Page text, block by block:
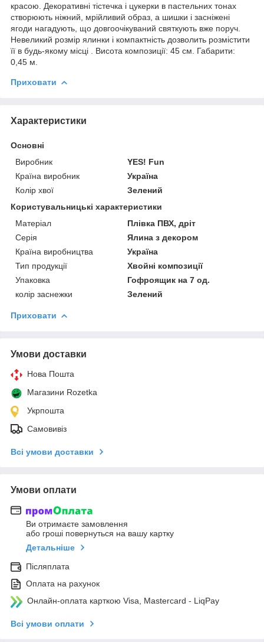
красою. Декоративні тістечка і цукерки в пастельних тонах
створюють ніжний, мрійливий образ, а шишки і засніжені
ягоди нагадують, що довгоочікуваний святкують вже поруч.
Невеликий розмір ялинки і компактність дозволить розмістити
її в будь-якому місці . Висота композиції: 45 см. Габарити:
0,45 м.
Приховати
Характеристики
Основні
Виробник
YES! Fun
Країна виробник
Україна
Колір хвої
Зелений
Користувальницькі характеристики
Матеріал
Плівка ПВХ, дріт
Серія
Ялина з декором
Країна виробництва
Україна
Тип продукції
Хвойні композиції
Упаковка
Гофроящик на 7 од.
колір заснежки
Зелений
Приховати
Умови доставки
Нова Пошта
Магазини Rozetka
Укрпошта
Самовивіз
Всі умови доставки
Умови оплати
Ви отримаєте замовлення
або гроші повернуться на вашу картку
Детальніше
Післяплата
Оплата на рахунок
Онлайн-оплата карткою Visa, Mastercard - LiqPay
Всі умови оплати